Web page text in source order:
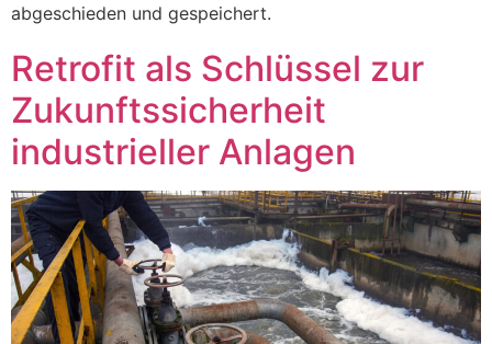
abgeschieden und gespeichert.
Retrofit als Schlüssel zur
Zukunftssicherheit
industrieller Anlagen